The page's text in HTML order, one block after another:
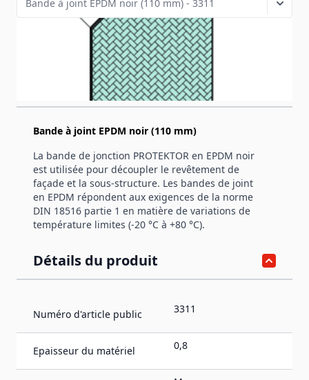
Productinformation
Bande à joint EPDM noir (110 mm)
La bande de jonction PROTEKTOR en EPDM noir
est utilisée pour découpler le revêtement de
façade et la sous-structure. Les bandes de joint
en EPDM répondent aux exigences de la norme
DIN 18516 partie 1 en matière de variations de
température limites (-20 °C à +80 °C).
Détails du produit
Numéro d'article public 3311
Epaisseur du matériel 0,8